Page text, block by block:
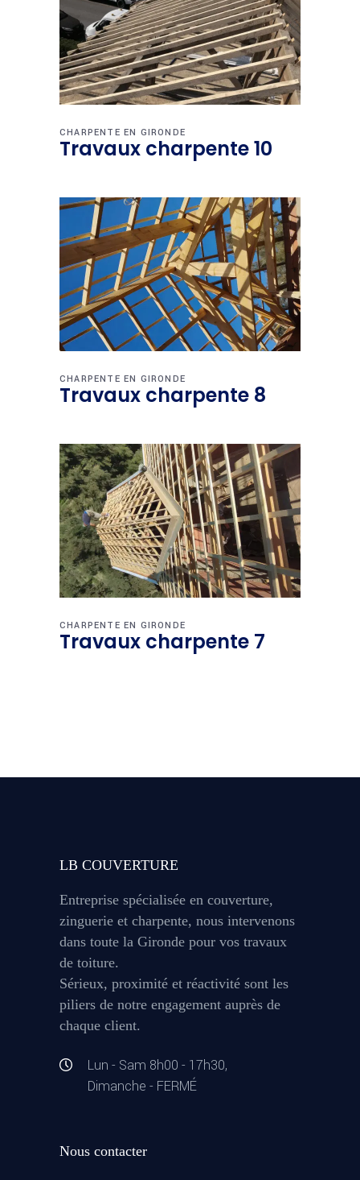
CHARPENTE EN GIRONDE
Travaux charpente 10
CHARPENTE EN GIRONDE
Travaux charpente 8
CHARPENTE EN GIRONDE
Travaux charpente 7
LB COUVERTURE
Entreprise spécialisée en couverture,
zinguerie et charpente, nous intervenons
dans toute la Gironde pour vos travaux
de toiture.
Sérieux, proximité et réactivité sont les
piliers de notre engagement auprès de
chaque client.
Lun - Sam 8h00 - 17h30,
Dimanche - FERMÉ
Nous contacter